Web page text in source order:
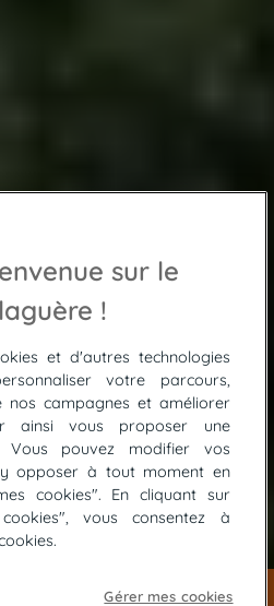
Brigitte
sur le
!
et d'autres technologies
votre parcours,
nos campagnes et améliorer
ainsi vous proposer une
Vous pouvez modifier vos
opposer à tout moment en
cookies". En cliquant sur
vous consentez à
Gérer mes cookies